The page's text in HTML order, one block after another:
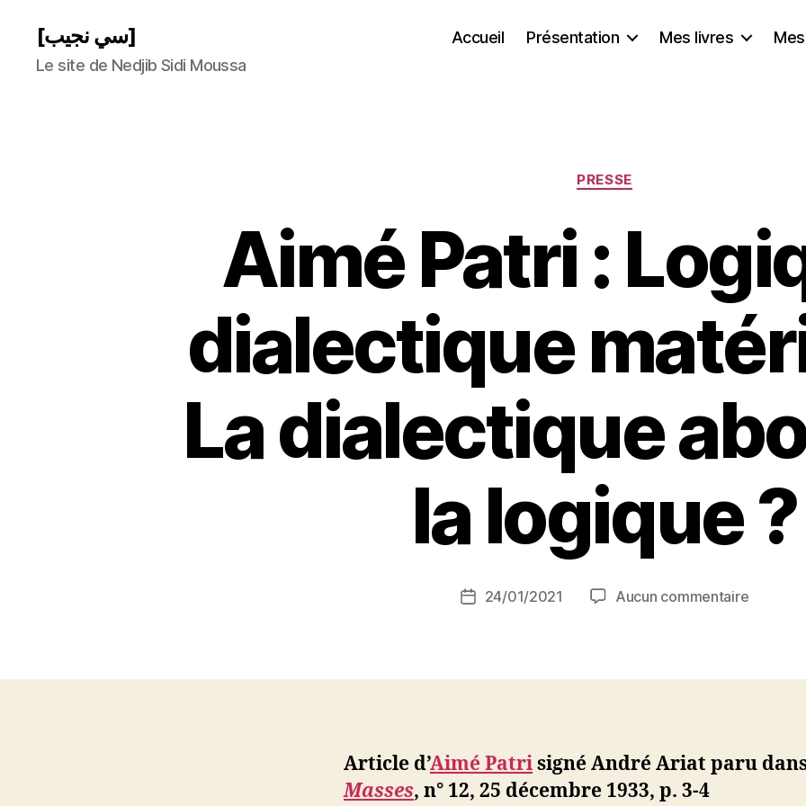
[سي نجيب]
Le site de Nedjib Sidi Moussa
Accueil Présentation Mes livres
Catégories
PRESSE
Aimé Patri :
dialectique
La dialectique
la logique ?
N
b
Date24/01/2021 Aucun commentairesur
Logique
La
Article d’Aimé Patrisigné André Ariat paru
Masses, n° 12, 25 décembre 1933, p. 3-4